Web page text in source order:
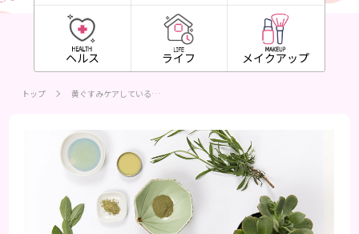
ヘルス ライフ メイクアップ
トップ 黄ぐすみケアしている…